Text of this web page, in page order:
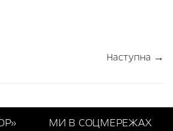
Наступна →
МИ В СОЦМЕРЕЖАХ